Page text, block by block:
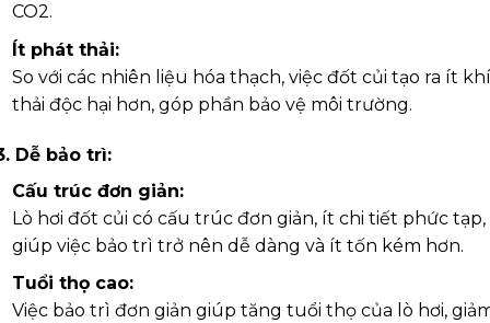
CO2.
Ít phát thải:
So với các nhiên liệu hóa thạch, việc đốt củi tạo ra ít khí
thải độc hại hơn, góp phần bảo vệ môi trường.
Dễ bảo trì:
Cấu trúc đơn giản:
Lò hơi đốt củi có cấu trúc đơn giản, ít chi tiết phức tạp,
giúp việc bảo trì trở nên dễ dàng và ít tốn kém hơn.
Tuổi thọ cao:
Việc bảo trì đơn giản giúp tăng tuổi thọ của lò hơi,